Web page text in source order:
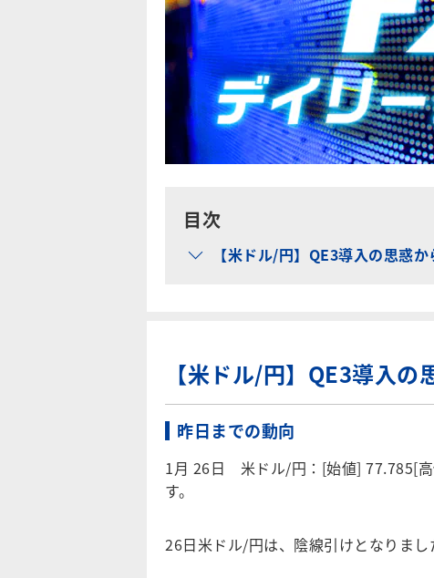
目次
【米ドル/円】QE3導入の思惑
【米ドル/円】QE3導入
昨日までの動向
1月 26日 米ドル/円：[始値] 77.785[
す。
26日米ドル/円は、陰線引けとなりまし